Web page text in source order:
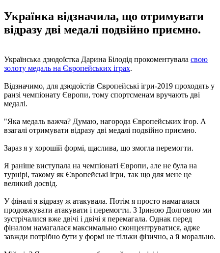
Українка відзначила, що отримувати
відразу дві медалі подвійно приємно.
Українська дзюдоїстка Дарина Білодід прокоментувала свою
золоту медаль на Європейських іграх.
Відзначимо, для дзюдоїстів Європейські ігри-2019 проходять у
ранзі чемпіонату Європи, тому спортсменам вручають дві
медалі.
"Яка медаль важча? Думаю, нагорода Європейських ігор. А
взагалі отримувати відразу дві медалі подвійно приємно.
Зараз я у хорошій формі, щаслива, що змогла перемогти.
Я раніше виступала на чемпіонаті Європи, але не була на
турнірі, такому як Європейські ігри, так що для мене це
великий досвід.
У фіналі я відразу ж атакувала. Потім я просто намагалася
продовжувати атакувати і перемогти. З Іриною Долговою ми
зустрічалися вже двічі і двічі я перемагала. Однак перед
фіналом намагалася максимально сконцентруватися, адже
завжди потрібно бути у формі не тільки фізично, а й морально.